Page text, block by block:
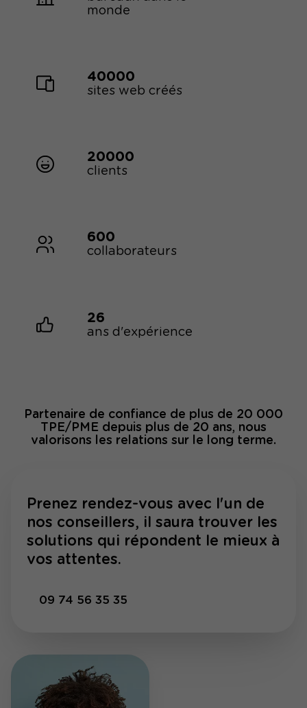
monde
40000
sites web créés
20000
clients
600
collaborateurs
26
ans d'expérience
Partenaire de confiance de plus de 20 000
TPE/PME depuis plus de 20 ans, nous
valorisons les relations sur le long terme.
Prenez rendez-vous avec l'un de
nos conseillers, il saura trouver les
solutions qui répondent le mieux à
vos attentes.
09 74 56 35 35